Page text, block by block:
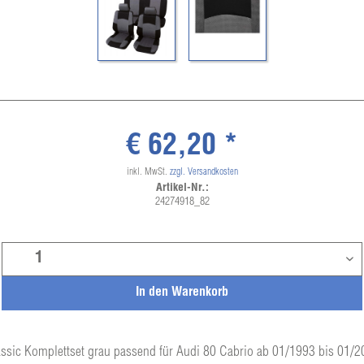
Komplettset grau passend für Audi 80 Cabrio ab 01/1993 bis 01/
In den Warenkorb
€ 62,20 *
inkl. MwSt. zzgl. Versandkosten
Artikel-Nr.:
24274918_82